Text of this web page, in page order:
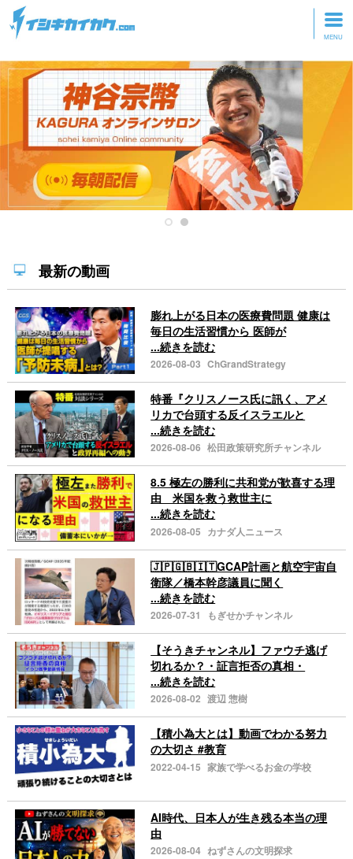
トップページ
動画を見る
記事を読む
セミナーに参加
研修・ツアーに参加
最新の動画
膨れ上がる日本の医療費問題 健康は
毎日の生活習慣から 医師が
...続きを読む
2026-08-03 ChGrandStrategy
特番『クリスノース氏に訊く、アメ
リカで台頭する反イスラエルと
...続きを読む
2026-08-06 松田政策研究所チャンネル
8.5 極左の勝利に共和党が歓喜する理
由 米国を救う救世主に
...続きを読む
2026-08-05 カナダ人ニュース
🇯🇵🇬🇧🇮🇹GCAP計画と航空宇宙自
衛隊／橋本幹彦議員に聞く
...続きを読む
2026-07-31 もぎせかチャンネル
【そうきチャンネル】ファウチ逃げ
切れるか？・証言拒否の真相・
...続きを読む
2026-08-02 渡辺 惣樹
【積小為大とは】動画でわかる努力
の大切さ #教育
2022-04-15 家族で学べるお金の学校
AI時代、日本人が生き残る本当の理
由
2026-08-04 ねずさんの文明探求